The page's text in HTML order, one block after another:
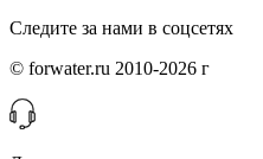
Следите за нами в соцсетях
© forwater.ru 2010-2026 г